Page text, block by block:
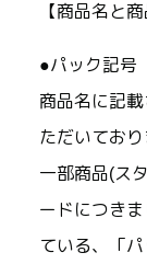
【商品名と
●パック記号
商品名に記
ただいており
一部商品(ス
ードにつき
ている、「